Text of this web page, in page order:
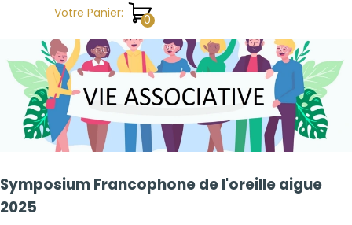
Aller au contenuVotre Panier:
Symposium Francophone de l'oreille aigue
2025